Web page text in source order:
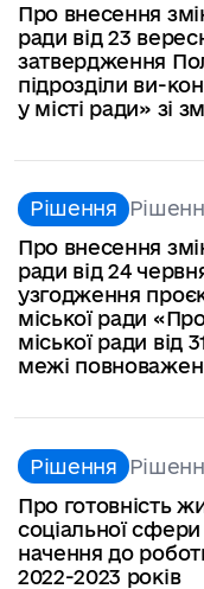
Про внесення
ради від 23
затвердження
підрозділи ви-
у місті ради» зі
Рішення
Про внесення
ради від 24
узгодження
міської ради
міської ради від
межі
Рішення
Про готовність
соціальної
начення до
2022-2023 років